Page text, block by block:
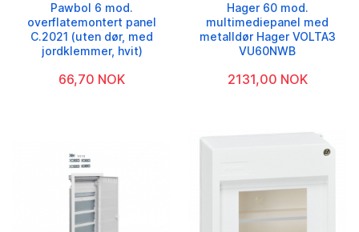
Pawbol 6 mod.
overflatemontert panel
C.2021 (uten dør, med
jordklemmer, hvit)
66,70 NOK
Hager 60 mod.
multimediepanel med
metalldør Hager VOLTA3
VU60NWB
2131,00 NOK